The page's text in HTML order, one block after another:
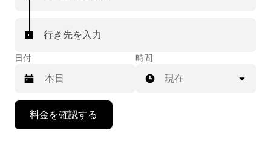
行き先を入力
日付 時間
現在
料金を確認する